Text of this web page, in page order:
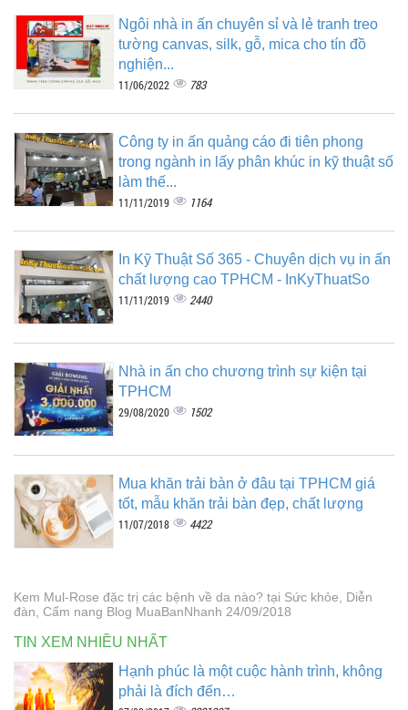
Ngôi nhà in ấn chuyên sỉ và lẻ tranh treo
tường canvas, silk, gỗ, mica cho tín đồ
nghiện...
11/06/2022 783
Công ty in ấn quảng cáo đi tiên phong
trong ngành in lấy phân khúc in kỹ thuật số
làm thế...
11/11/2019 1164
In Kỹ Thuật Số 365 - Chuyên dịch vụ in ấn
chất lượng cao TPHCM - InKyThuatSo
11/11/2019 2440
Nhà in ấn cho chương trình sự kiện tại
TPHCM
29/08/2020 1502
Mua khăn trải bàn ở đâu tại TPHCM giá
tốt, mẫu khăn trải bàn đẹp, chất lượng
11/07/2018 4422
Kem Mul-Rose đặc trị các bệnh về da nào? tại Sức khỏe, Diễn
đàn, Cẩm nang Blog MuaBanNhanh 24/09/2018
TIN XEM NHIỀU NHẤT
Hạnh phúc là một cuộc hành trình, không
phải là đích đến…